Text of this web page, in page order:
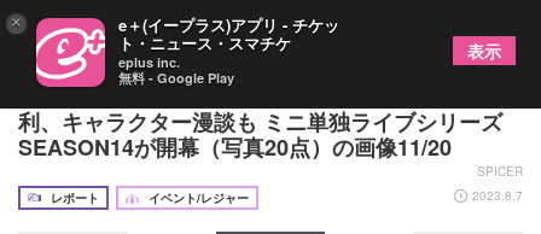
ハリウッドザコシショウがものまね30連発、ゲロ喜
利、キャラクター漫談も ミニ単独ライブシリーズ
SEASON14が開幕（写真20点）の画像11/20
SPICER
レポート
イベント/レジャー 2023.8.7
× e＋(イープラス)アプリ - チケッ
ト・ニュース・スマチケ
eplus inc.
無料 - Google Play
表示